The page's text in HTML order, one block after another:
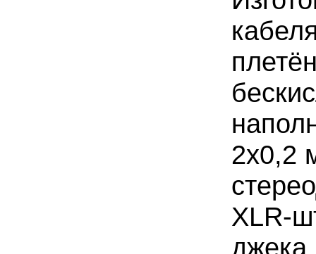
2x0,2
XLR-
джека